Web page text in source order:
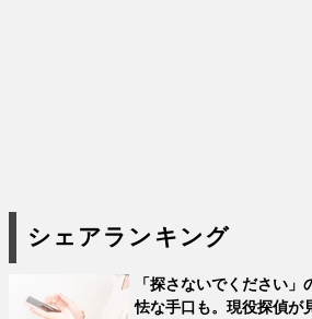
シェアランキング
「探さないでください
怯な手口も。現役探偵が